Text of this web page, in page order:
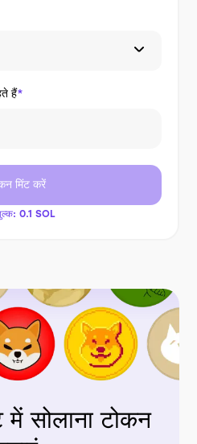
हैं*
मिंट करें
0.1 SOL
सोलाना टोकन